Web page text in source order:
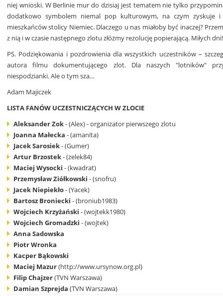
niej wnioski. W Berlinie mur do dzisiaj jest tematem nie tylko
dodatkowo symbolem niemal pop kulturowym, na czym zyskuje i
mieszkańców stolicy Niemiec. Dlaczego u nas miałoby być inaczej?
z nią i w czasie następnego zlotu złóżmy rezolucję popierającą. Miłych dni!
PS. Podziękowania i pozdrowienia dla wszystkich uczestników –
autora filmu dokumentującego zlot. Dla naszych "lotników"
niespodzianki. Ale o tym sza…
Adam Majiczek
LISTA FANÓW UCZESTNICZĄCYCH W ZLOCIE
Aleksander Zok- (Alex) - organizator pierwszego zlotu
Joanna Małecka - (amanita)
Jacek Sarosiek- (Gumer)
Artur Brzostek- (zelek84)
Maciej Wysocki - (kwadrat)
Przemysław Ziółkowski - (snofru)
Jacek Niepiekło- (Yacek)
Bartosz Broniecki - (broniub1983)
Wojciech Krzyżański - (wojtekk1980)
Wojciech Gromadzki - (wojtek)
Anna Sadowska
Piotr Wronka
Kacper Bąkowski
Maciej Mazur(http://www.ursynow.org.pl)
Filip Chajzer(TVN Warszawa)
Damian Szprejda (TVN Warszawa)